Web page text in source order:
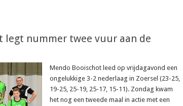
legt nummer twee vuur aan de
Mendo Booischot leed op vrijdagavond een
ongelukkige 3-2 nederlaag in Zoersel (23-25,
19-25, 25-19, 25-17, 15-11). Zondag kwam
het nog een tweede maal in actie met een